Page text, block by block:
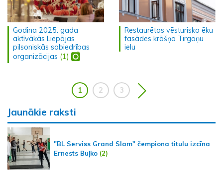
Godina 2025. gada
aktīvākās Liepājas
pilsoniskās sabiedrības
organizācijas (1)
Restaurētas vēsturisko ēku
fasādes krāšņo Tirgoņu
ielu
1 2 3
Jaunākie raksti
"BL Serviss Grand Slam" čempiona titulu izcīna
Ernests Buļko (2)